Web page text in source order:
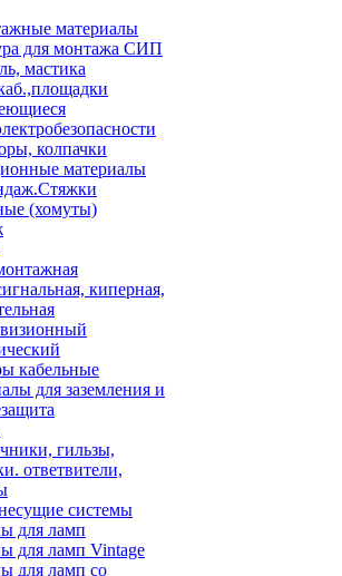
материалы
для монтажа СИП
мастика
колпачки
материалы
(хомуты)
киперная,
кабельные
для заземления и
гильзы,
ответвители,
системы
для ламп
для ламп Vintage
для ламп со